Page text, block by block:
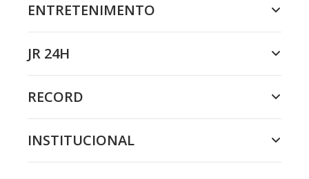
ENTRETENIMENTO
JR 24H
RECORD
INSTITUCIONAL